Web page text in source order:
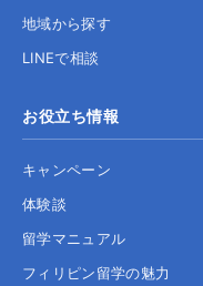
地域から探す
LINEで相談
お役立ち情報
キャンペーン
体験談
留学マニュアル
フィリピン留学の魅力